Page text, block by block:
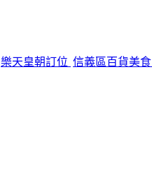
樂天皇朝訂位 信義區百貨美食